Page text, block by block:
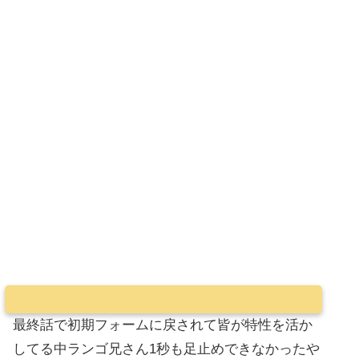
最終話で初期フォームに戻されて皆が特性を活か
してる中ランゴ兄さん1秒も足止めできなかったや